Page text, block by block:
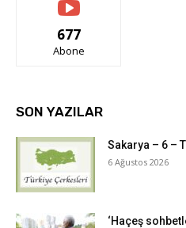
677
Abone
SON YAZILAR
Sakarya – 6 –
6 Ağustos 2026
‘Haçeş